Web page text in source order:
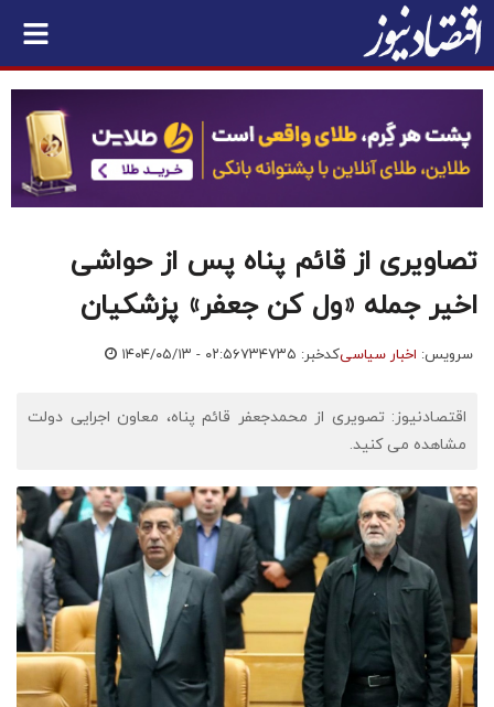
تصاویری از قائم پناه پس از حواشی
اخیر جمله «ول کن جعفر» پزشکیان
سرویس: اخبار سیاسیکدخبر: ۷۳۴۷۳۵ ۱۴۰۴/۰۵/۱۳ - ۰۲:۵۶
اقتصادنیوز: تصویری از محمدجعفر قائم پناه، معاون اجرایی دولت
مشاهده می کنید.